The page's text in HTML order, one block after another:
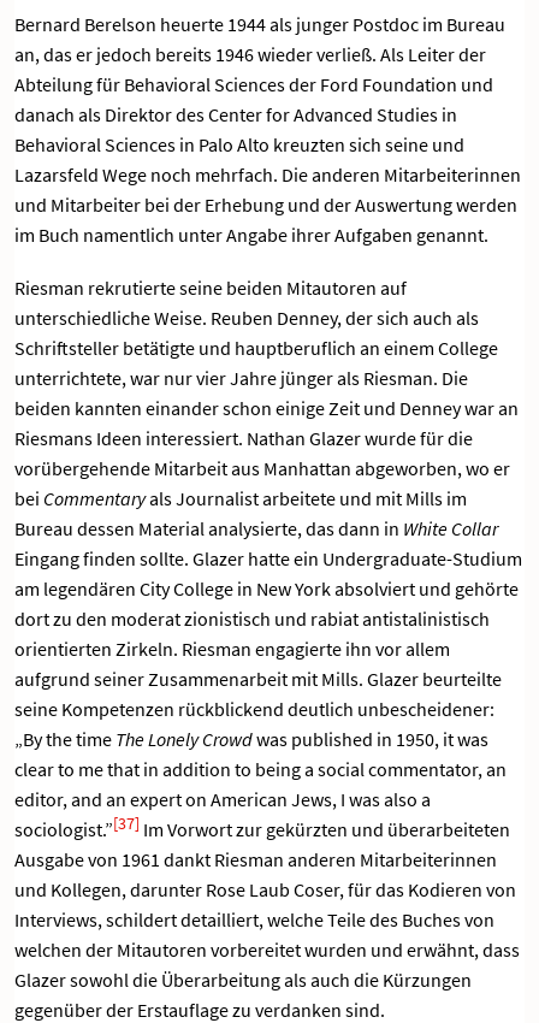
Bernard Berelson heuerte 1944 als junger Postdoc im Bureau
an, das er jedoch bereits 1946 wieder verließ. Als Leiter der
Abteilung für Behavioral Sciences der Ford Foundation und
danach als Direktor des Center for Advanced Studies in
Behavioral Sciences in Palo Alto kreuzten sich seine und
Lazarsfeld Wege noch mehrfach. Die anderen Mitarbeiterinnen
und Mitarbeiter bei der Erhebung und der Auswertung werden
im Buch namentlich unter Angabe ihrer Aufgaben genannt.
Riesman rekrutierte seine beiden Mitautoren auf
unterschiedliche Weise. Reuben Denney, der sich auch als
Schriftsteller betätigte und hauptberuflich an einem College
unterrichtete, war nur vier Jahre jünger als Riesman. Die
beiden kannten einander schon einige Zeit und Denney war an
Riesmans Ideen interessiert. Nathan Glazer wurde für die
vorübergehende Mitarbeit aus Manhattan abgeworben, wo er
bei Commentaryals Journalist arbeitete und mit Mills im
Bureau dessen Material analysierte, das dann in White Collar
Eingang finden sollte. Glazer hatte ein Undergraduate-Studium
am legendären City College in New York absolviert und gehörte
dort zu den moderat zionistisch und rabiat antistalinistisch
orientierten Zirkeln. Riesman engagierte ihn vor allem
aufgrund seiner Zusammenarbeit mit Mills. Glazer beurteilte
seine Kompetenzen rückblickend deutlich unbescheidener:
„By the time The Lonely Crowdwas published in 1950, it was
clear to me that in addition to being a social commentator, an
editor, and an expert on American Jews, I was also a
sociologist.”[37] Im Vorwort zur gekürzten und überarbeiteten
Ausgabe von 1961 dankt Riesman anderen Mitarbeiterinnen
und Kollegen, darunter Rose Laub Coser, für das Kodieren von
Interviews, schildert detailliert, welche Teile des Buches von
welchen der Mitautoren vorbereitet wurden und erwähnt, dass
Glazer sowohl die Überarbeitung als auch die Kürzungen
gegenüber der Erstauflage zu verdanken sind.